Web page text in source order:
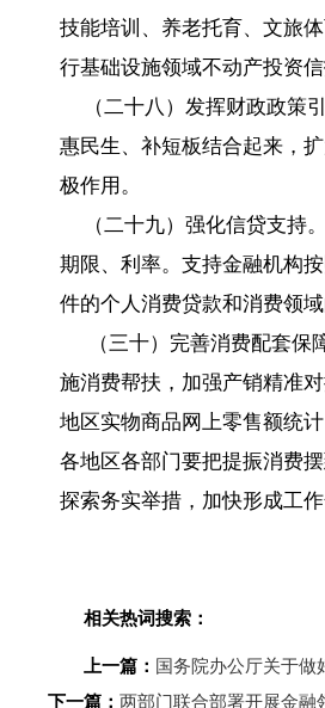
技能培训、养老托育、文旅
行基础设施领域不动产投资信
（二十八）发挥财政政策
惠民生、补短板结合起来，
极作用。
（二十九）强化信贷支持
期限、利率。支持金融机构
件的个人消费贷款和消费领
（三十）完善消费配套保
施消费帮扶，加强产销精准
地区实物商品网上零售额统
各地区各部门要把提振消费
探索务实举措，加快形成工
相关热词搜索：
上一篇： 国务院办公厅关于做
下一篇： 两部门联合部署开展金融